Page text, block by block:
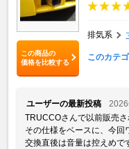
この商品の
価格を比較する
排気系
このカテ
ユーザーの最新投稿
TRUCCOさんで以前販売
その仕様をベースに、今回
交換直後は音量は控えめで